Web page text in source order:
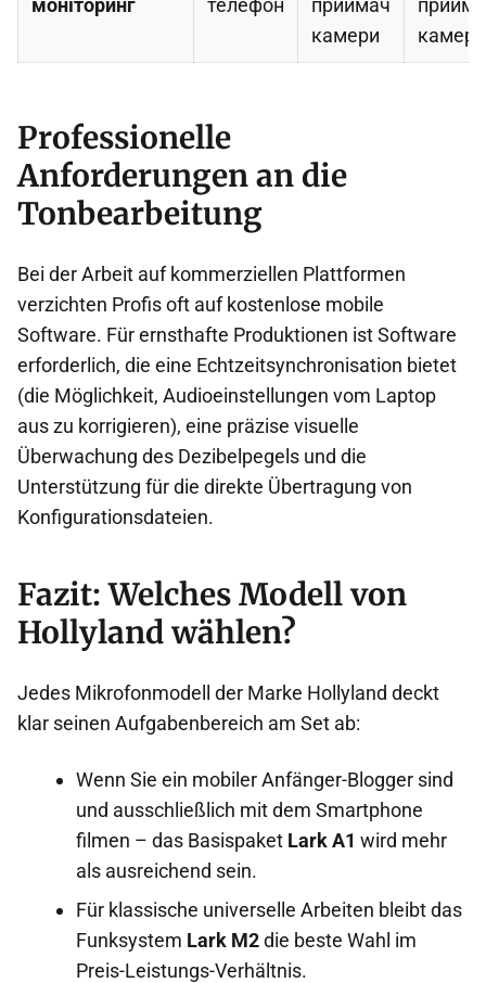
моніторинг телефон
приймач
камери
камери
Professionelle
Anforderungen an die
Tonbearbeitung
Bei der Arbeit auf kommerziellen Plattformen
verzichten Profis oft auf kostenlose mobile
Software. Für ernsthafte Produktionen ist Software
erforderlich, die eine Echtzeitsynchronisation bietet
(die Möglichkeit, Audioeinstellungen vom Laptop
aus zu korrigieren), eine präzise visuelle
Überwachung des Dezibelpegels und die
Unterstützung für die direkte Übertragung von
Konfigurationsdateien.
Fazit: Welches Modell von
Hollyland wählen?
Jedes Mikrofonmodell der Marke Hollyland deckt
klar seinen Aufgabenbereich am Set ab:
Wenn Sie ein mobiler Anfänger-Blogger sind
und ausschließlich mit dem Smartphone
filmen – das Basispaket Lark A1 wird mehr
als ausreichend sein.
Für klassische universelle Arbeiten bleibt das
Funksystem Lark M2die beste Wahl im
Preis-Leistungs-Verhältnis.